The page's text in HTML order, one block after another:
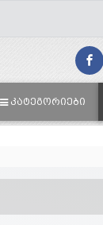
ᲙᲐᲢᲔᲒᲝᲠᲘᲔᲑᲘ